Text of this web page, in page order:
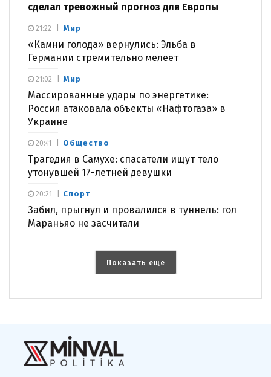
сделал тревожный прогноз для Европы
Мир
«Камни голода» вернулись: Эльба в
Германии стремительно мелеет
21:22
Мир
Массированные удары по энергетике:
Россия атаковала объекты «Нафтогаза» в
Украине
21:02
Общество
Трагедия в Самухе: спасатели ищут тело
утонувшей 17-летней девушки
20:41
Спорт
Забил, прыгнул и провалился в туннель: гол
Мараньяо не засчитали
20:21
Показать еще